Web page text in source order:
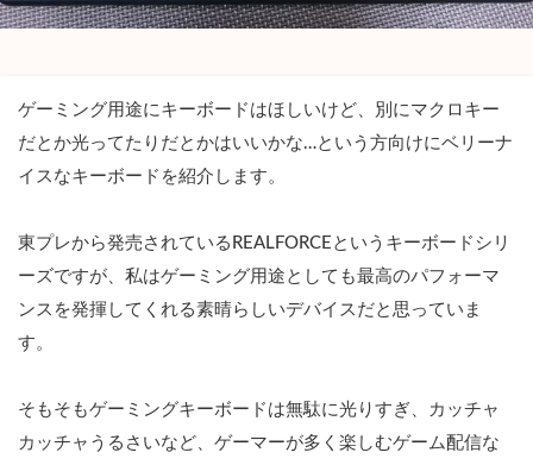
ゲーミング用途にキーボードはほしいけど、別にマクロキー
だとか光ってたりだとかはいいかな…という方向けにベリーナ
イスなキーボードを紹介します。
東プレから発売されているREALFORCEというキーボードシリ
ーズですが、私はゲーミング用途としても最高のパフォーマ
ンスを発揮してくれる素晴らしいデバイスだと思っていま
す。
そもそもゲーミングキーボードは無駄に光りすぎ、カッチャ
カッチャうるさいなど、ゲーマーが多く楽しむゲーム配信な